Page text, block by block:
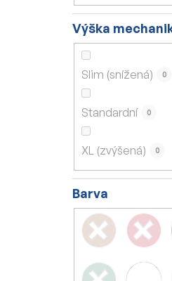
Výška
Slim (snížená) 0
Standardní 0
XL (zvýšená) 0
Barva